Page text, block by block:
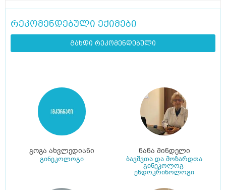
რეკომენდებული ექიმები
გახდი რეკომენდებული
გოგა ახვლედიანი
გინეკოლოგი
ნანა მინდელი
ბავშვთა და მოზარდთა
გინეკოლოგ-
ენდოკრინოლოგი